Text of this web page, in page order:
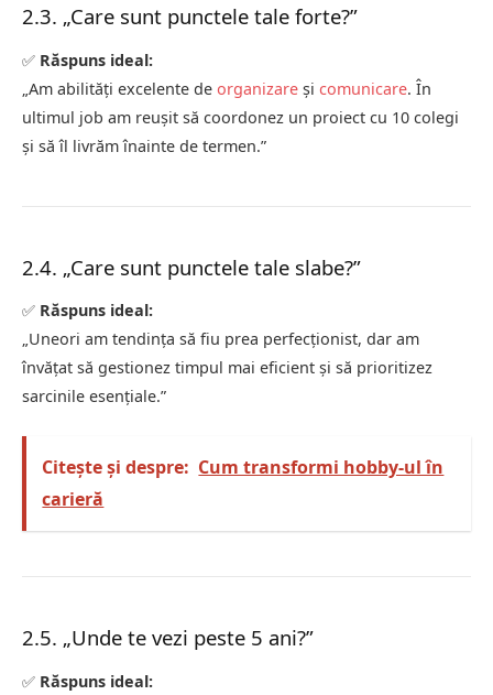
2.3. „Care sunt punctele tale forte?”
✅ Răspuns ideal:
„Am abilități excelente de organizare și comunicare. În
ultimul job am reușit să coordonez un proiect cu 10 colegi
și să îl livrăm înainte de termen.”
2.4. „Care sunt punctele tale slabe?”
✅ Răspuns ideal:
„Uneori am tendința să fiu prea perfecționist, dar am
învățat să gestionez timpul mai eficient și să prioritizez
sarcinile esențiale.”
Citește și despre: Cum transformi hobby-ul în
carieră
2.5. „Unde te vezi peste 5 ani?”
✅ Răspuns ideal: